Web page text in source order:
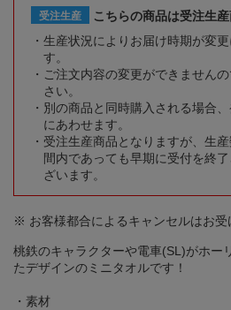
受注生産
こちらの商品は受注生産
生産状況によりお届け時期が変
す。
ご注文内容の変更ができません
さい。
別の商品と同時購入される場合
にあわせます。
受注生産商品となりますが、生
間内であっても早期に受付を終
ざいます。
※ お客様都合によるキャンセルはお受
桃鉄のキャラクターや電車(SL)がホー
たデザインのミニタオルです！
・素材